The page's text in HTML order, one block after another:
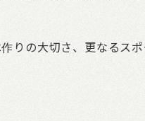
りの大切さ、更なるス